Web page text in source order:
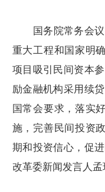
国务院常务会议
重大工程和国家明
项目吸引民间资本
励金融机构采用续
国常会要求，落实
施，完善民间投资
期和投资信心，促
改革委新闻发言人孟